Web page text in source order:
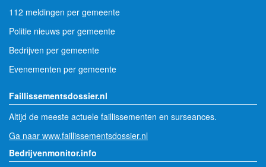
112 meldingen per gemeente
Politie nieuws per gemeente
Bedrijven per gemeente
Evenementen per gemeente
Faillissementsdossier.nl
Altijd de meeste actuele faillissementen en surseances.
Ga naar www.faillissementsdossier.nl
Bedrijvenmonitor.info